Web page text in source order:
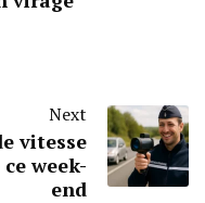
Next
vitesse
week-
end